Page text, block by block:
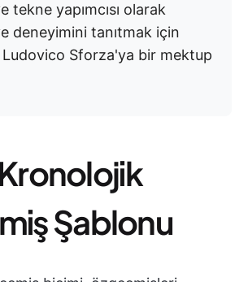
tekne yapımcısı olarak
deneyimini tanıtmak için
Sforza'ya bir mektup
Kronolojik
Şablonu